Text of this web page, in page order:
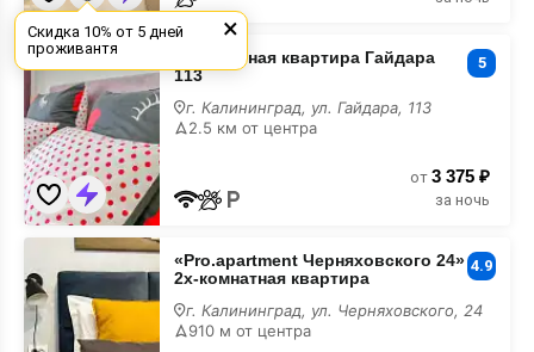
1-
комнатная
квартира
Гайдара
113
1-комнатная квартира Гайдара
113
5
г. Калининград, ул. Гайдара, 113
2.5 км от центра
от 3 375 ₽
за ночь
«Pro.apartment
24»
2х-
комнатная
квартира
«Pro.apartment Черняховского 24»
2х-комнатная квартира
4.9
г. Калининград, ул. Черняховского, 24
910 м от центра
×
Скидка 10℅ от 5 дней
проживантя